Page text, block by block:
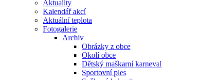
Aktuality
Kalendář akcí
Aktuální teplota
Fotogalerie
Archiv
Obrázky z obce
Okolí obce
Dětský maškarní karneval
Sportovní ples